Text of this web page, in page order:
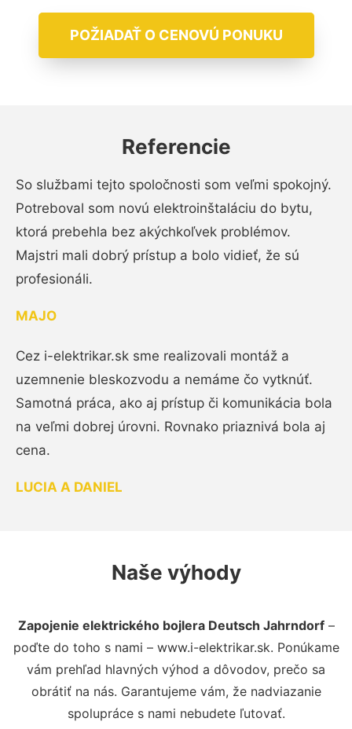
POŽIADAŤ O CENOVÚ PONUKU
Referencie
So službami tejto spoločnosti som veľmi spokojný.
Potreboval som novú elektroinštaláciu do bytu,
ktorá prebehla bez akýchkoľvek problémov.
Majstri mali dobrý prístup a bolo vidieť, že sú
profesionáli.
MAJO
Cez i-elektrikar.sk sme realizovali montáž a
uzemnenie bleskozvodu a nemáme čo vytknúť.
Samotná práca, ako aj prístup či komunikácia bola
na veľmi dobrej úrovni. Rovnako priaznivá bola aj
cena.
LUCIA A DANIEL
Naše výhody
Zapojenie elektrického bojlera Deutsch Jahrndorf–
poďte do toho s nami – www.i-elektrikar.sk. Ponúkame
vám prehľad hlavných výhod a dôvodov, prečo sa
obrátiť na nás. Garantujeme vám, že nadviazanie
spolupráce s nami nebudete ľutovať.